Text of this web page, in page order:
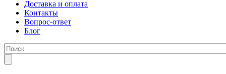
Доставка и оплата
Контакты
Вопрос-ответ
Блог